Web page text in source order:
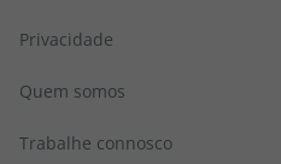
Privacidade
Quem somos
Trabalhe connosco